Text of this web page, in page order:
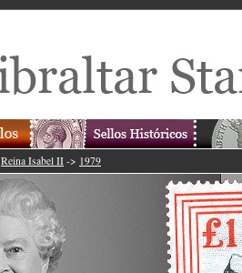
Reina Isabel II -> 1979